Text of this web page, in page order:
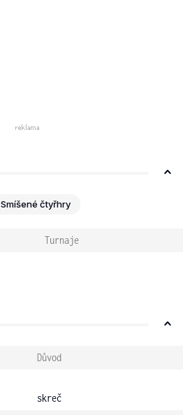
Smíšené čtyřhry
Turnaje
Důvod
skreč